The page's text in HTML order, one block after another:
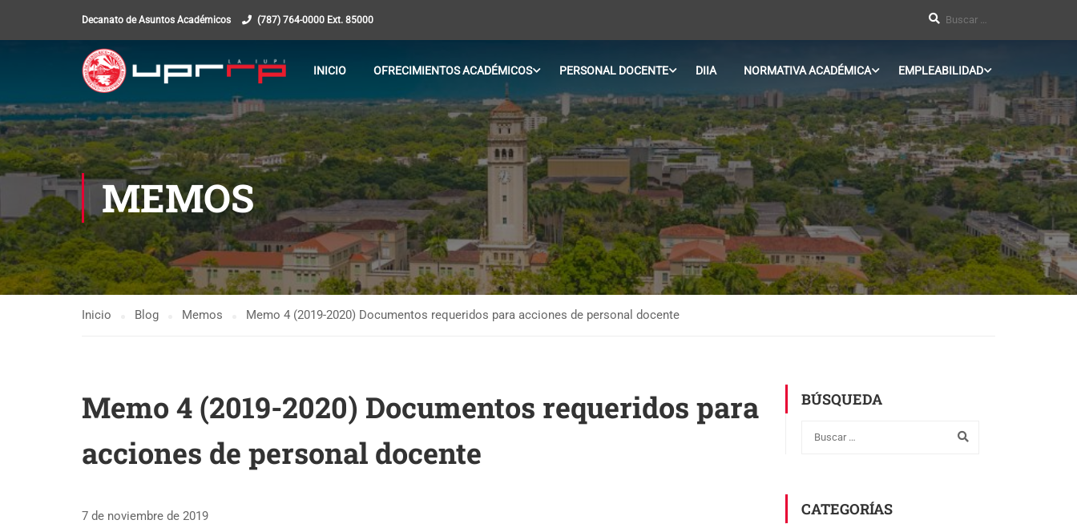
Decanato de Asuntos Académicos (787) 764-0000 Ext. 85000
INICIO OFRECIMIENTOS ACADÉMICOS PERSONAL DOCENTE DIIA NORMATIVA ACADÉMICA EMPLEABILIDAD
MEMOS
Inicio Blog Memos Memo 4 (2019-2020) Documentos requeridos para acciones de personal docente
Memo 4 (2019-2020) Documentos requeridos para
acciones de personal docente
7 de noviembre de 2019
BÚSQUEDA
CATEGORÍAS